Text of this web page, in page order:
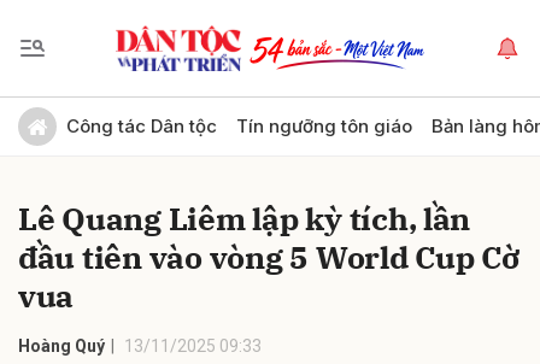
Công tác Dân tộc Tín ngưỡng tôn giáo Bản làng
Lê Quang Liêm lập kỳ tích, lần
đầu tiên vào vòng 5 World Cup Cờ
vua
Hoàng Quý 13/11/2025 09:33
Gửi bình luận